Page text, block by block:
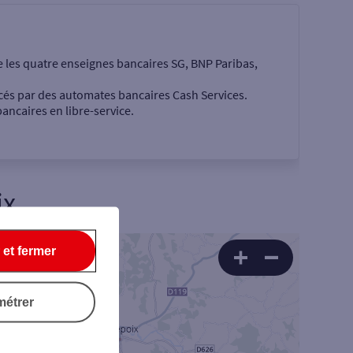
Rechercher
quatre enseignes bancaires SG, BNP Paribas,
par des automates bancaires Cash Services.
en libre-service.
fermer